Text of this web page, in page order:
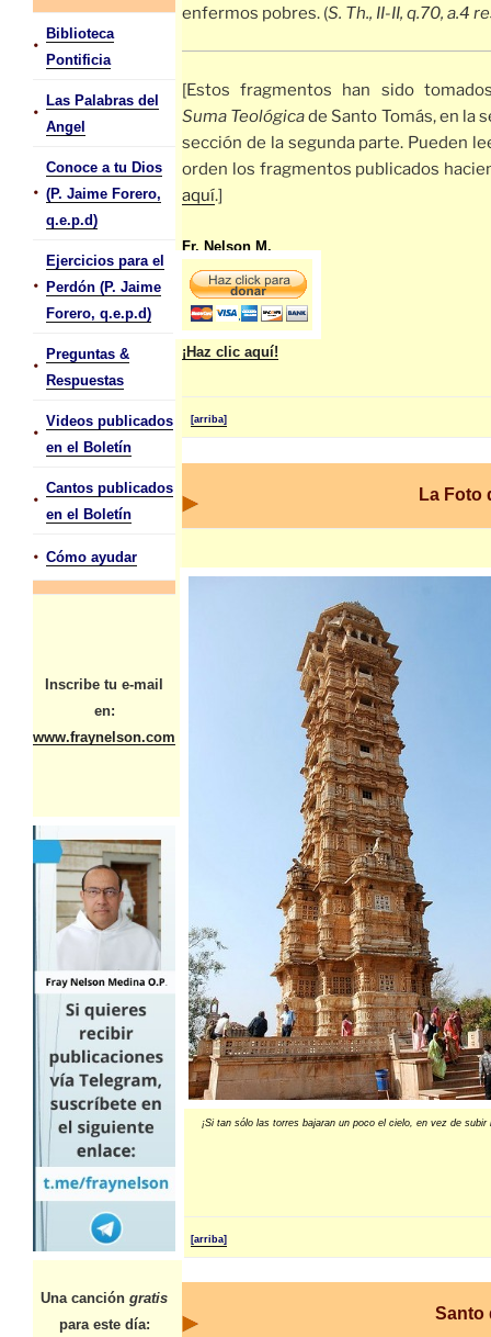
•
Biblioteca
Pontificia
•
Las Palabras del
Angel
•
Conoce a tu Dios
(P. Jaime Forero,
q.e.p.d)
•
Ejercicios para el
Perdón (P. Jaime
Forero, q.e.p.d)
•
Preguntas &
Respuestas
•
Videos publicados
en el Boletín
•
Cantos publicados
en el Boletín
• Cómo ayudar
Inscribe tu e-mail
en:
www.fraynelson.com
Una canción gratis
para este día:
enfermos pobres. (S. Th., II-II, q.70, a.4
[Estos fragmentos han sido
Suma Teológicade Santo Tomás, en la
sección de la segunda parte. Pueden
orden los fragmentos publicados
aquí.]
Fr. Nelson M.
¡Haz clic aquí!
[arriba]
La Foto
¡Si tan sólo las torres bajaran un poco el cielo, en vez de subir
[arriba]
Santo